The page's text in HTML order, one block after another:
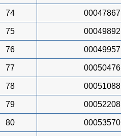
74 00047867
75 00049892
76 00049957
77 00050476
78 00051088
79 00052208
80 00053570